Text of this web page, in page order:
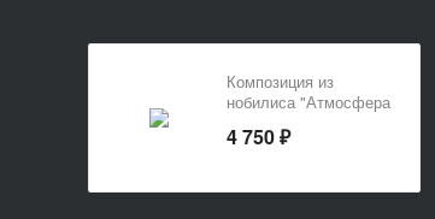
Композиция из
нобилиса "Атмосфера
4 750 ₽